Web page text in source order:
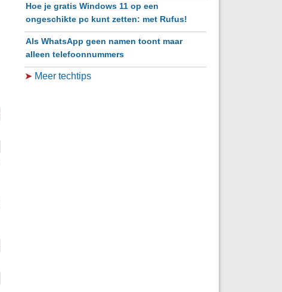
Hoe je gratis Windows 11 op een
ongeschikte pc kunt zetten: met Rufus!
Als WhatsApp geen namen toont maar
alleen telefoonnummers
➤ Meer techtips